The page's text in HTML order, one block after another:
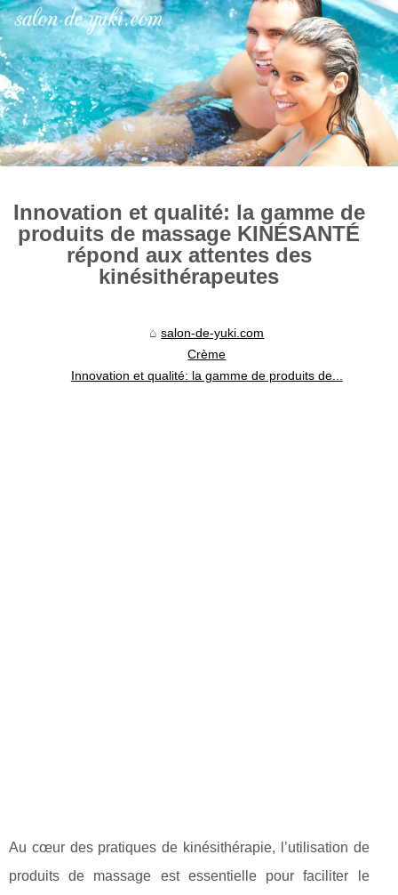
Innovation et qualité: la gamme de
produits de massage KINÉSANTÉ
répond aux attentes des
kinésithérapeutes
salon-de-yuki.com
Crème
Innovation et qualité: la gamme de produits de...
Au cœur des pratiques de kinésithérapie, l’utilisation de
produits de massage est essentielle pour faciliter le